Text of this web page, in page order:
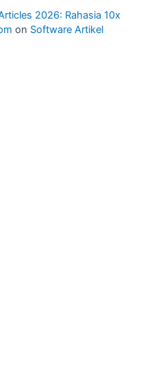
2026: Rahasia 10x
on Software Artikel